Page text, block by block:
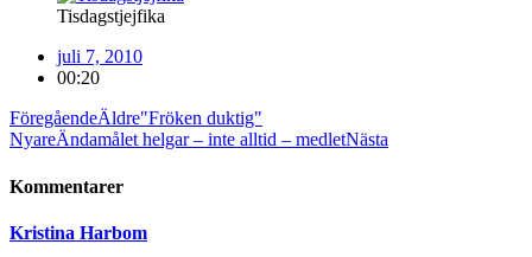
Tisdagstjejfika
juli 7, 2010
00:20
FöregåendeÄldre"Fröken duktig"
NyareÄndamålet helgar – inte alltid – medletNästa
Kommentarer
Kristina Harbom